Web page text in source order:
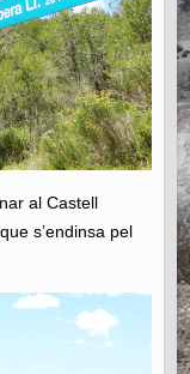
al Castell
s’endinsa pel